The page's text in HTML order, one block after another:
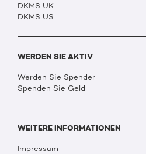
DKMS UK
DKMS US
WERDEN SIE AKTIV
Werden Sie Spender
Spenden Sie Geld
WEITERE INFORMATIONEN
Impressum